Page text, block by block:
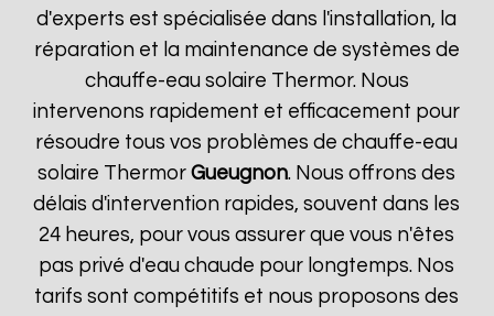
d'experts est spécialisée dans l'installation, la
réparation et la maintenance de systèmes de
chauffe-eau solaire Thermor. Nous
intervenons rapidement et efficacement pour
résoudre tous vos problèmes de chauffe-eau
solaire ThermorGueugnon. Nous offrons des
délais d'intervention rapides, souvent dans les
24 heures, pour vous assurer que vous n'êtes
pas privé d'eau chaude pour longtemps. Nos
tarifs sont compétitifs et nous proposons des